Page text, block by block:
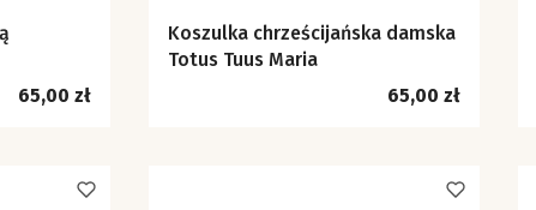
Cena
65,00 zł
Koszulka chrześcijańska damska
Totus Tuus Maria
Cena
65,00 zł